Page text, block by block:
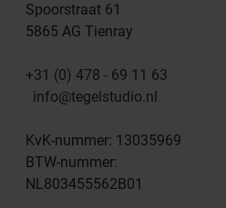
Spoorstraat 61
5865 AG Tienray
+31 (0) 478 - 69 11 63
info@tegelstudio.nl
KvK-nummer: 13035969
BTW-nummer:
NL803455562B01